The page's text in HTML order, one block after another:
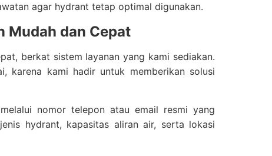
agar hydrant tetap optimal digunakan.
Mudah dan Cepat
berkat sistem layanan yang kami sediakan.
karena kami hadir untuk memberikan solusi
nomor telepon atau email resmi yang
hydrant, kapasitas aliran air, serta lokasi